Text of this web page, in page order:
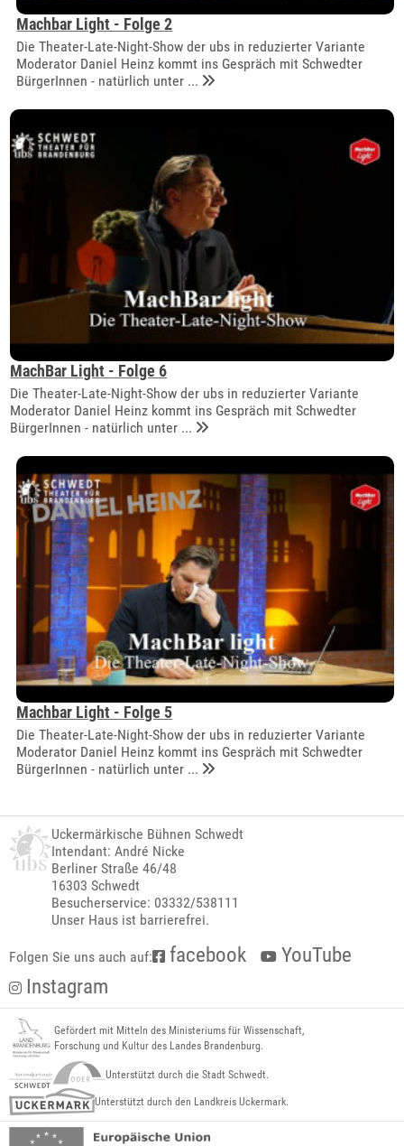
Machbar Light - Folge 2
Die Theater-Late-Night-Show der ubs in reduzierter Variante
Moderator Daniel Heinz kommt ins Gespräch mit Schwedter
BürgerInnen - natürlich unter ...
MachBar Light - Folge 6
Die Theater-Late-Night-Show der ubs in reduzierter Variante
Moderator Daniel Heinz kommt ins Gespräch mit Schwedter
BürgerInnen - natürlich unter ...
Machbar Light - Folge 5
Die Theater-Late-Night-Show der ubs in reduzierter Variante
Moderator Daniel Heinz kommt ins Gespräch mit Schwedter
BürgerInnen - natürlich unter ...
Uckermärkische Bühnen Schwedt
Intendant: André Nicke
Berliner Straße 46/48
16303 Schwedt
Besucherservice: 03332/538111
Unser Haus ist barrierefrei.
Folgen Sie uns auch auf: facebook
YouTube
Instagram
Gefördert mit Mitteln des Ministeriums für Wissenschaft,
Forschung und Kultur des Landes Brandenburg.
Unterstützt durch die Stadt Schwedt.
Unterstützt durch den Landkreis Uckermark.